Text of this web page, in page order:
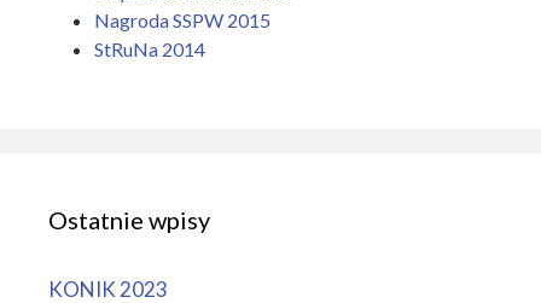
Nagroda SSPW 2015
StRuNa 2014
Ostatnie wpisy
KONIK 2023